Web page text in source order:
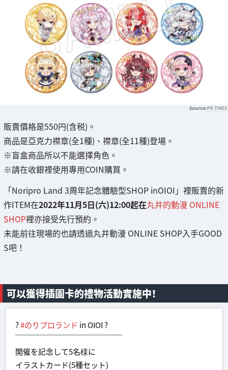
PR TIMES
販賣價格是550円(含税)。
商品是亞克力襟章(全1種)、襟章(全11種)登場。
※盲盒商品所以不能選擇角色。
※請在收銀裡使用專用COIN購買。
「Noripro Land 3周年記念體驗型SHOP inOIOI」裡販賣的新
作ITEM在2022年11月5日(六)12:00起在丸井的動漫 ONLINE
SHOP裡亦接受先行預約。
未能前往現場的也請透過丸井動漫 ONLINE SHOP入手GOOD
S吧！
可以獲得插圖卡的禮物活動實施中！
?#のりプロランド in OIOI ?
￣￣￣￣￣￣￣￣￣￣￣￣￣￣
開催を記念して5名様に
イラストカード(5種セット)